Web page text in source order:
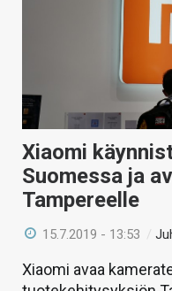
Xiaomi
Suomessa ja
Tampereelle
15.7.2019 - 13:53 /
Xiaomi avaa